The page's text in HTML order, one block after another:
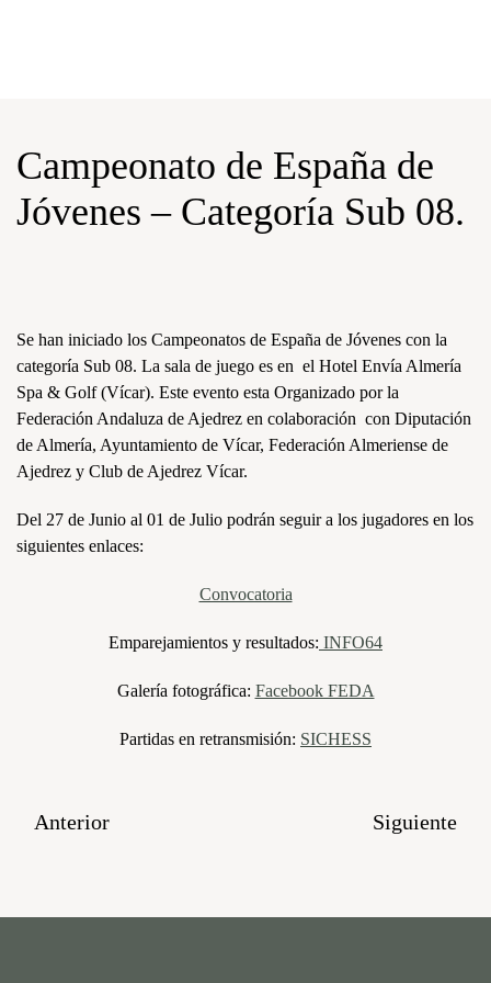
sistema
accesibilidad.
Campeonato de España de
Jóvenes – Categoría Sub 08.
Se han iniciado los Campeonatos de España de Jóvenes con la
categoría Sub 08. La sala de juego es en el Hotel Envía Almería
Spa & Golf (Vícar). Este evento esta Organizado por la
Federación Andaluza de Ajedrez en colaboración con Diputación
de Almería, Ayuntamiento de Vícar, Federación Almeriense de
Ajedrez y Club de Ajedrez Vícar.
Del 27 de Junio al 01 de Julio podrán seguir a los jugadores en los
siguientes enlaces:
Convocatoria
Emparejamientos y resultados: INFO64
Galería fotográfica: Facebook FEDA
Partidas en retransmisión: SICHESS
Anterior Siguiente